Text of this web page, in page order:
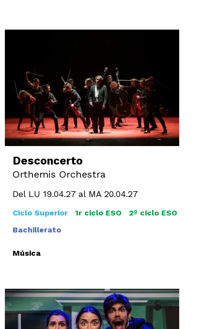
Desconcerto
Orthemis Orchestra
Del LU 19.04.27 al MA 20.04.27
Ciclo Superior 1r ciclo ESO
2º ciclo ESO
Bachillerato
Música